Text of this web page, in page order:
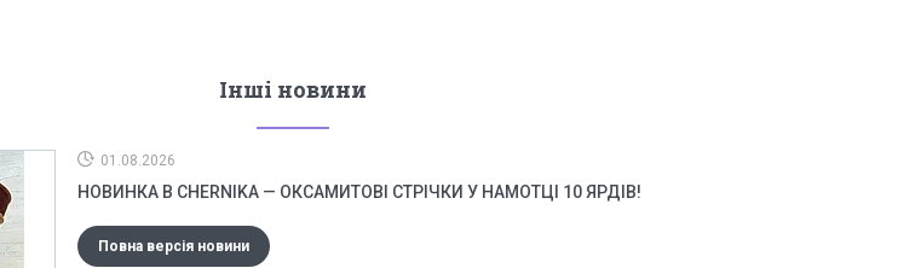
Інші новини
01.08.2026
НОВИНКА В CHERNIKA — ОКСАМИТОВІ СТРІЧКИ У НАМОТЦІ 10 ЯРДІВ!
Повна версія новини